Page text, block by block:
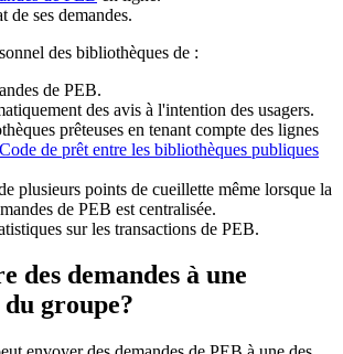
de ses demandes.
des bibliothèques de :
de PEB.
des avis à l'intention des usagers.
prêteuses en tenant compte des lignes
Code de prêt entre les bibliothèques publiques
plusieurs points de cueillette même lorsque la
de PEB est centralisée.
sur les transactions de PEB.
des demandes à une
groupe?